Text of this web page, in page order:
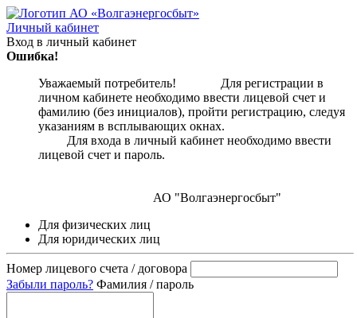
Личный кабинет
Вход в личный кабинет
Ошибка!
Уважаемый потребитель! Для регистрации в
личном кабинете необходимо ввести лицевой счет и
фамилию (без инициалов), пройти регистрацию, следуя
указаниям в всплывающих окнах.
Для входа в личный кабинет необходимо ввести
лицевой счет и пароль.
АО "Волгаэнергосбыт"
Для физических лиц
Для юридических лиц
Номер лицевого счета / договора
Забыли пароль? Фамилия / пароль